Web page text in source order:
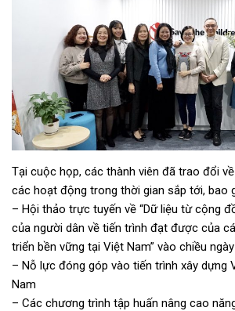
Tại cuộc họp, các thành viên đã trao đổi
các hoạt động trong thời gian sắp tới, bao
– Hội thảo trực tuyến về “Dữ liệu từ cộng
của người dân về tiến trình đạt được của
triển bền vững tại Việt Nam” vào chiều
– Nỗ lực đóng góp vào tiến trình xây dựng
Nam
– Các chương trình tập huấn nâng cao